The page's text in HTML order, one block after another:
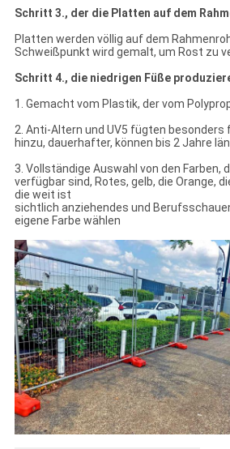
Schritt 3., der die Platten auf dem
Platten werden völlig auf dem
Schweißpunkt wird gemalt, um Rost zu
Schritt 4., die niedrigen Füße
1. Gemacht vom Plastik, der vom
2. Anti-Altern und UV5 fügten besonders
hinzu, dauerhafter, können bis 2 Jahre
3. Vollständige Auswahl von den Farben,
verfügbar sind, Rotes, gelb, die Orange,
die weit ist
sichtlich anziehendes und
eigene Farbe wählen